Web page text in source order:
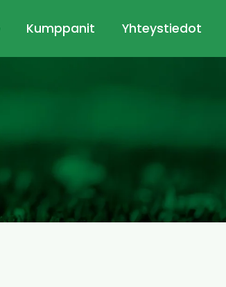
Kumppanit Yhteystiedot